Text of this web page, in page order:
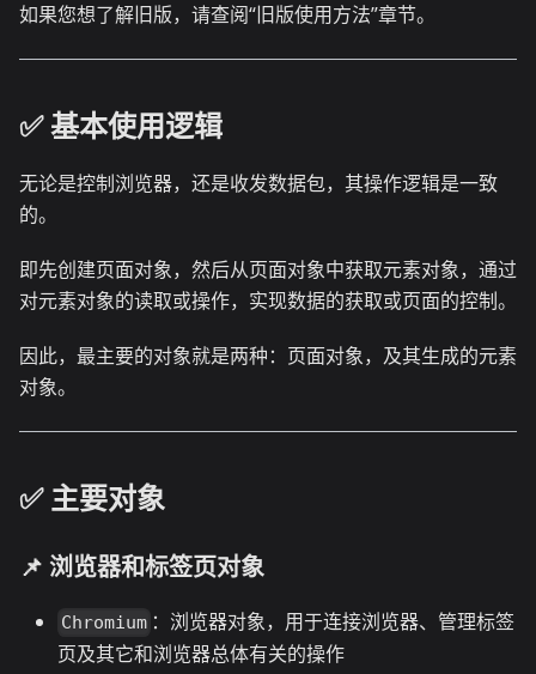
如果您想了解旧版，请查阅“旧版使用方法”章节。
✅️️ 基本使用逻辑
无论是控制浏览器，还是收发数据包，其操作逻辑是一致
的。
即先创建页面对象，然后从页面对象中获取元素对象，通过
对元素对象的读取或操作，实现数据的获取或页面的控制。
因此，最主要的对象就是两种：页面对象，及其生成的元素
对象。
✅️️ 主要对象
📌 浏览器和标签页对象
Chromium ：浏览器对象，用于连接浏览器、管理标签
页及其它和浏览器总体有关的操作